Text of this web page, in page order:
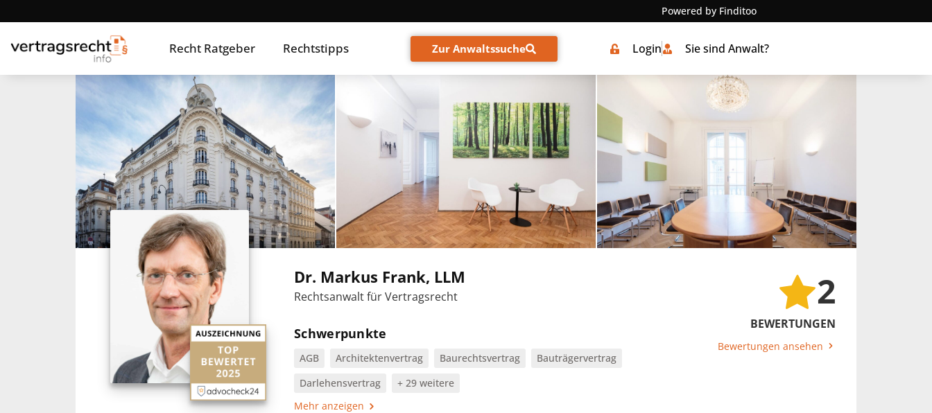
Powered by Finditoo
Recht Ratgeber Rechtstipps Zur Anwaltssuche Login Sie sind Anwalt?
Dr. Markus Frank, LLM
Rechtsanwalt für Vertragsrecht
Schwerpunkte
AGB Architektenvertrag Baurechtsvertrag
Bauträgervertrag
Darlehensvertrag
+ 29 weitere
Mehr anzeigen
2
BEWERTUNGEN
Bewertungen ansehen